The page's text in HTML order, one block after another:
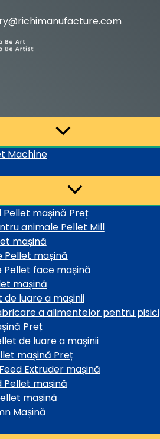
Machine
Pellet mașină Preț
animale Pellet Mill
mașină
Pellet mașină
Pellet face mașină
mașină
de luare a mașinii
a alimentelor pentru pisici
Preț
de luare a mașinii
mașină Preț
Extruder mașină
Pellet mașină
mașină
Mașină